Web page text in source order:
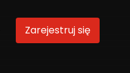
Zarejestruj się